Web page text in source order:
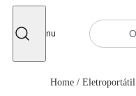
Menu
Home / Eletroportátil